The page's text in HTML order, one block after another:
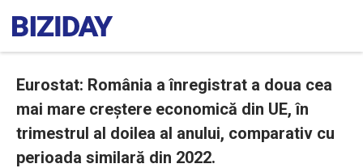
Eurostat: România a înregistrat a doua cea
mai mare creștere economică din UE, în
trimestrul al doilea al anului, comparativ cu
perioada similară din 2022.